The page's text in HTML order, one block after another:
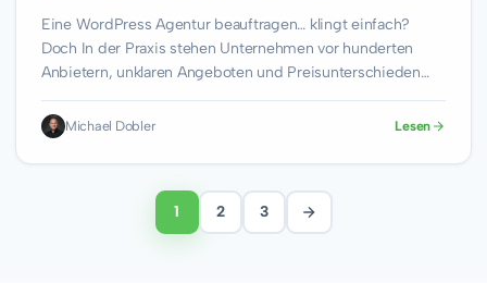
Eine WordPress Agentur beauftragen… klingt einfach?
Doch In der Praxis stehen Unternehmen vor hunderten
Anbietern, unklaren Angeboten und Preisunterschieden
von mehreren zehntausend…
Michael Dobler Lesen
1 2 3